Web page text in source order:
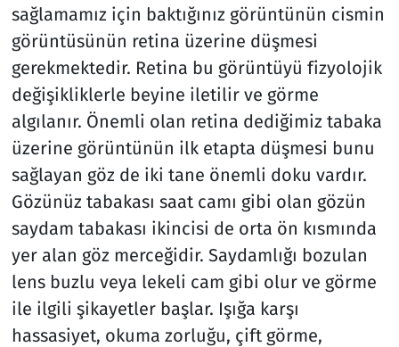
sağlamamız için baktığınız görüntünün cismin
görüntüsünün retina üzerine düşmesi
gerekmektedir. Retina bu görüntüyü fizyolojik
değişikliklerle beyine iletilir ve görme
algılanır. Önemli olan retina dediğimiz tabaka
üzerine görüntünün ilk etapta düşmesi bunu
sağlayan göz de iki tane önemli doku vardır.
Gözünüz tabakası saat camı gibi olan gözün
saydam tabakası ikincisi de orta ön kısmında
yer alan göz merceğidir. Saydamlığı bozulan
lens buzlu veya lekeli cam gibi olur ve görme
ile ilgili şikayetler başlar. Işığa karşı
hassasiyet, okuma zorluğu, çift görme,